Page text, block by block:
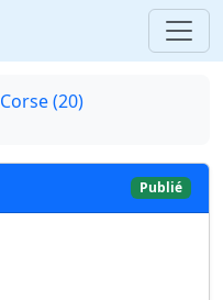
Corse (20)
Publié